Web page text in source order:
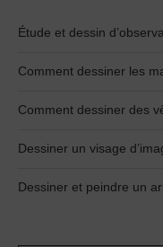
Étude et dessin
Comment dessiner les
Comment dessiner des
Dessiner un visage
Dessiner et peindre un